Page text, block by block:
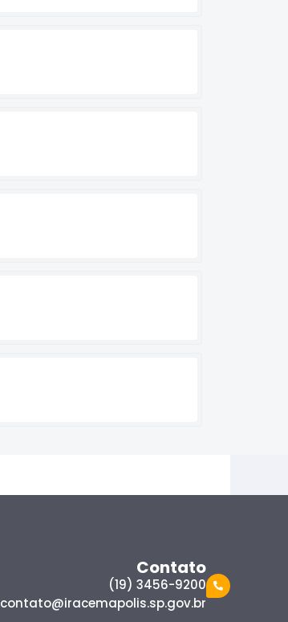
Contato
(19) 3456-9200
contato@iracemapolis.sp.gov.br